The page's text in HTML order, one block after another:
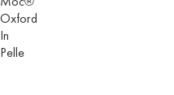
Oxford
In
Pelle